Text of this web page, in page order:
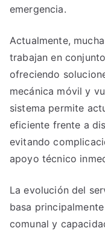
emergencia.
Actualmente,
trabajan en
ofreciendo
mecánica móvil y
sistema permite
eficiente frente a
evitando
apoyo técnico
La evolución del
basa
comunal y